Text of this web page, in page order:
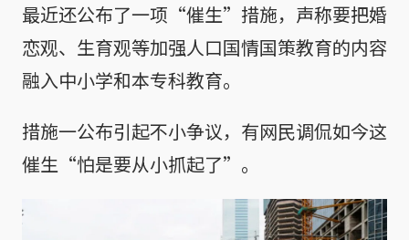
最近还公布了一项“催生”措施，声称要把婚
恋观、生育观等加强人口国情国策教育的内容
融入中小学和本专科教育。
措施一公布引起不小争议，有网民调侃如今这
催生“怕是要从小抓起了”。